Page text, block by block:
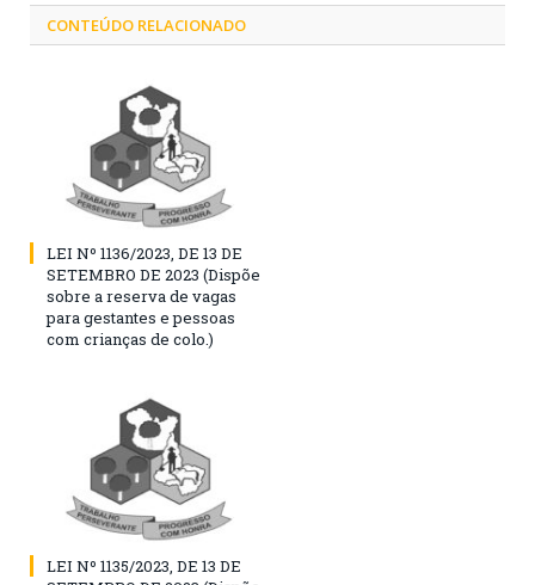
CONTEÚDO RELACIONADO
LEI Nº 1136/2023, DE 13 DE
SETEMBRO DE 2023 (Dispõe
sobre a reserva de vagas
para gestantes e pessoas
com crianças de colo.)
LEI Nº 1135/2023, DE 13 DE